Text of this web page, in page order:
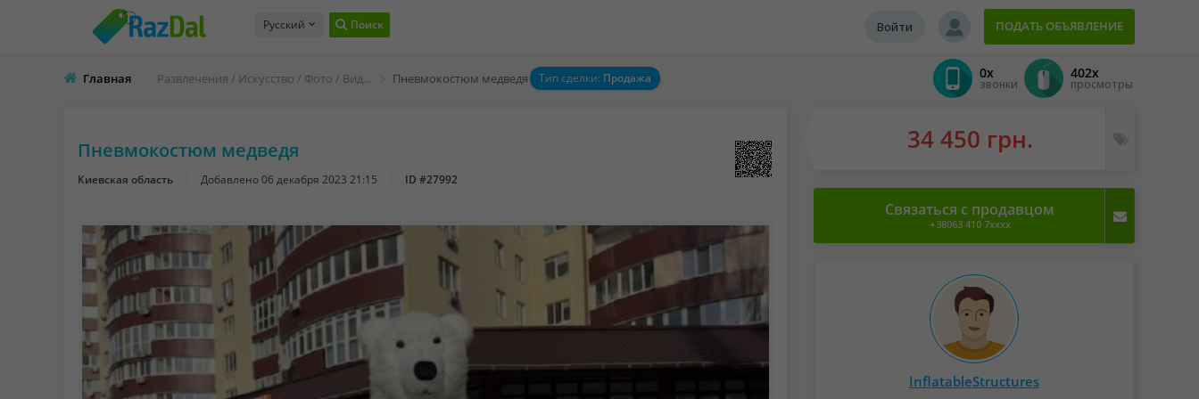
Русский Поиск ПОДАТЬ ОБЪЯВЛЕНИЕ
Войти
Главная Пневмокостюм медведя Тип сделки: Продажа 0x
звонки
402x
просмотры
Пневмокостюм медведя
Киевская область Добавлено06 декабря 2023 21:15 ID #27992
34 450 грн.
Связаться с продавцом
+38063 410 7xxxx
InflatableStructures